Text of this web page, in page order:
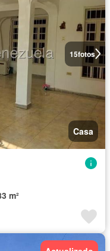
15fotos
Casa
m²